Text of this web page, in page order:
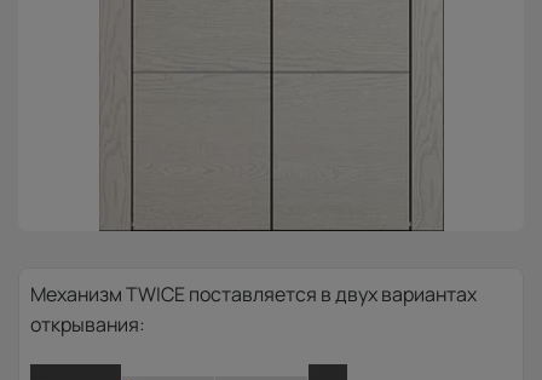
Механизм TWICE поставляется в двух вариантах
открывания: